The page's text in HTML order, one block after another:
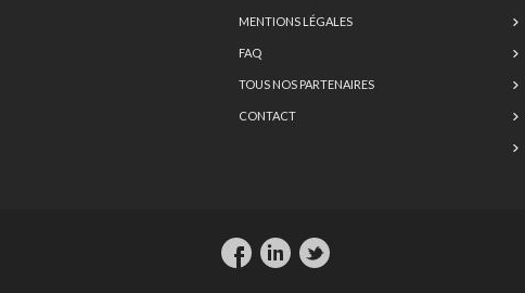
MENTIONS LÉGALES
FAQ
TOUS NOS PARTENAIRES
CONTACT